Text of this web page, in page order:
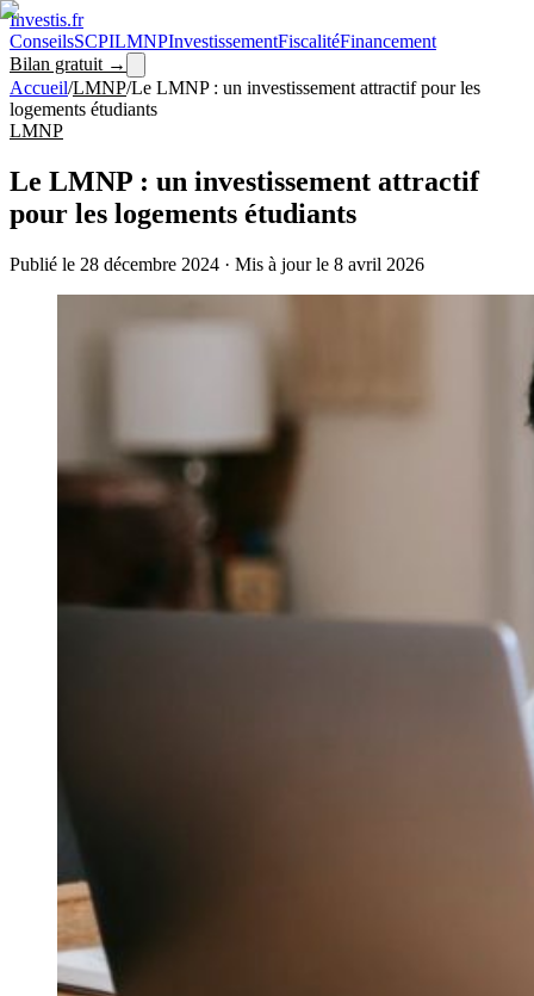
Investis.fr
ConseilsSCPILMNPInvestissementFiscalitéFinancement
Bilan gratuit →
Accueil/LMNP/Le LMNP : un investissement attractif pour les
logements étudiants
LMNP
Le LMNP : un investissement attractif
pour les logements étudiants
Publié le 28 décembre 2024 · Mis à jour le 8 avril 2026